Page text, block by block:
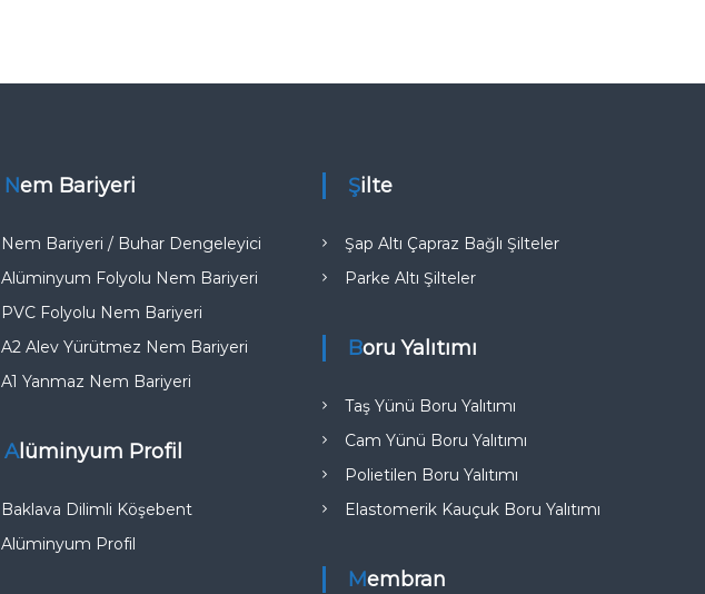
Nem Bariyeri
Nem Bariyeri / Buhar Dengeleyici
Alüminyum Folyolu Nem Bariyeri
PVC Folyolu Nem Bariyeri
A2 Alev Yürütmez Nem Bariyeri​
A1 Yanmaz Nem Bariyeri​
Alüminyum Profil
Baklava Dilimli Köşebent
Alüminyum Profil
Şilte
Şap Altı Çapraz Bağlı Şilteler
Parke Altı Şilteler
Boru Yalıtımı
Taş Yünü Boru Yalıtımı
Cam Yünü Boru Yalıtımı
Polietilen Boru Yalıtımı
Elastomerik Kauçuk Boru Yalıtımı
Membran